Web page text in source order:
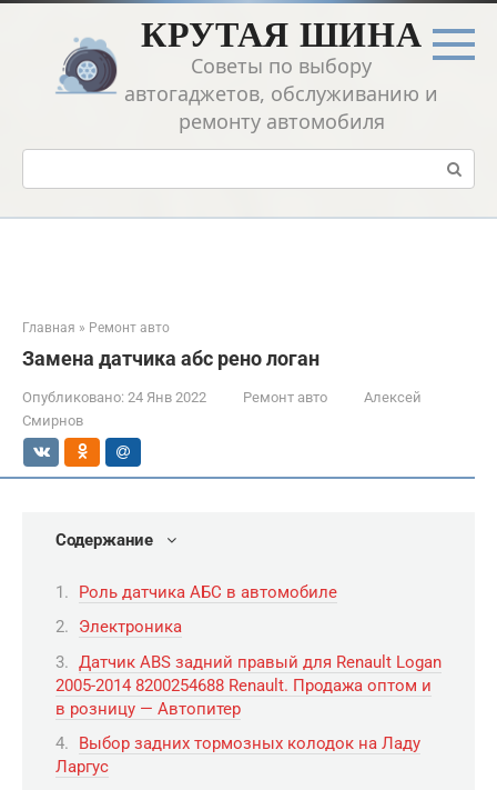
Перейти
контенту
КРУТАЯ ШИНА
Советы по выбору
автогаджетов, обслуживанию и
ремонту автомобиля
Поиск:
Главная » Ремонт авто
Замена датчика абс рено логан
Опубликовано: 24 Янв 2022 Ремонт авто
Алексей
Смирнов
Содержание
Роль датчика АБС в автомобиле
Электроника
Датчик ABS задний правый для Renault Logan
2005-2014 8200254688 Renault. Продажа оптом и
в розницу — Автопитер
Выбор задних тормозных колодок на Ладу
Ларгус